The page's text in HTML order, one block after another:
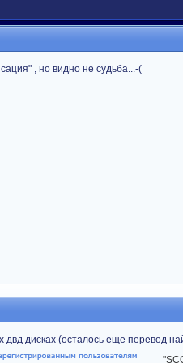
, но видно не судьба...-(
двд дисках (осталось еще перевод